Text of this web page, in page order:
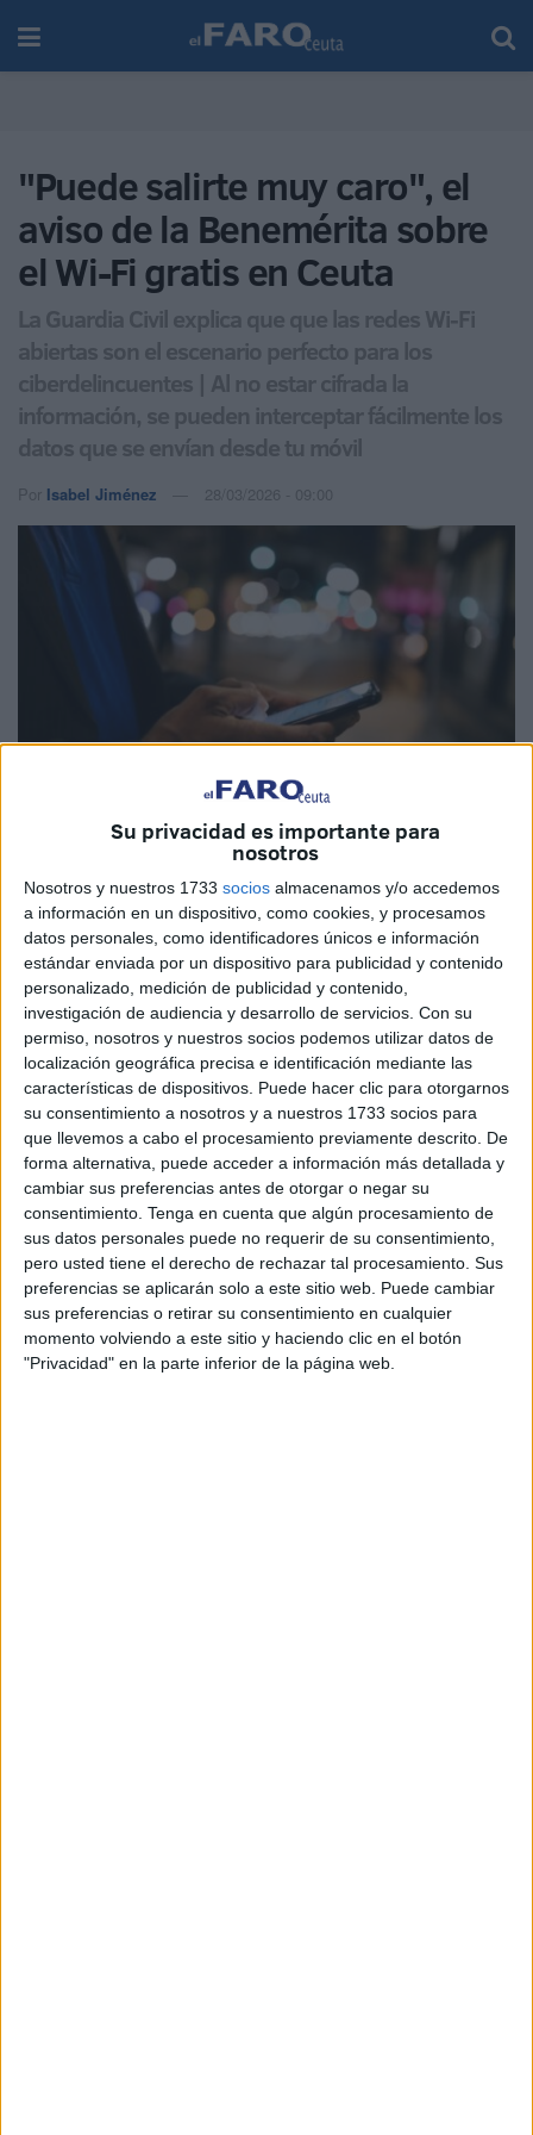
Su privacidad es importante para
nosotros
Nosotros y nuestros 1733 socios almacenamos y/o accedemos
a información en un dispositivo, como cookies, y procesamos
datos personales, como identificadores únicos e información
estándar enviada por un dispositivo para publicidad y contenido
personalizado, medición de publicidad y contenido,
investigación de audiencia y desarrollo de servicios. Con su
permiso, nosotros y nuestros socios podemos utilizar datos de
localización geográfica precisa e identificación mediante las
características de dispositivos. Puede hacer clic para otorgarnos
su consentimiento a nosotros y a nuestros 1733 socios para
que llevemos a cabo el procesamiento previamente descrito. De
forma alternativa, puede acceder a información más detallada y
cambiar sus preferencias antes de otorgar o negar su
consentimiento. Tenga en cuenta que algún procesamiento de
sus datos personales puede no requerir de su consentimiento,
pero usted tiene el derecho de rechazar tal procesamiento. Sus
preferencias se aplicarán solo a este sitio web. Puede cambiar
sus preferencias o retirar su consentimiento en cualquier
momento volviendo a este sitio y haciendo clic en el botón
"Privacidad" en la parte inferior de la página web.
"Puede salirte muy caro", el
aviso de la Benemérita sobre
el Wi-Fi gratis en Ceuta
La Guardia Civil explica que que las redes Wi-Fi
abiertas son el escenario perfecto para los
ciberdelincuentes | Al no estar cifrada la
información, se pueden interceptar fácilmente los
datos que se envían desde tu móvil
Por Isabel Jiménez 28/03/2026 - 09:00
Imagen de archivo
Conectarse a una red deWi-Fi gratisen una cafetería, en
laEstación Marítimao mientras caminas por el centro de
la ciudad puede parecer una forma ideal de ahorrar datos,
pero este gesto “puede salirte muy caro”. Así lo advierte la
Guardia Civil en Ceuta a través de sus redes sociales.
La Benemérita explica que las redes Wi-Fi abiertasson el
escenario perfecto para losciberdelincuentes, ya que, al
no estar cifrada la información, pueden interceptar
fácilmente los datos que se envían desde tu móvil.